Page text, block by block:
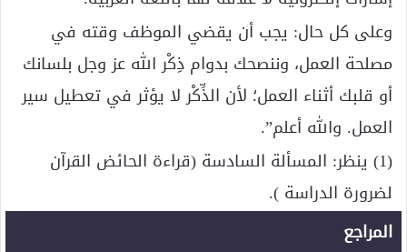
وعلى كل حال: يجب أن يقضي الموظف وقته في
مصلحة العمل، وننصحك بدوام ذِكْر الله عز وجل بلسانك
أو قلبك أثناء العمل؛ لأن الذِّكْر لا يؤثر في تعطيل سير
العمل. والله أعلم”.
(1) ينظر: المسألة السادسة (قراءة الحائض القرآن
لضرورة الدراسة ).
المراجع